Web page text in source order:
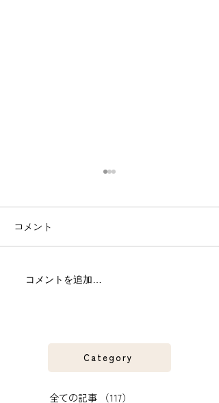
今日も古座川支流の佐本
コメント
コメントを追加…
Category
全ての記事 （117）